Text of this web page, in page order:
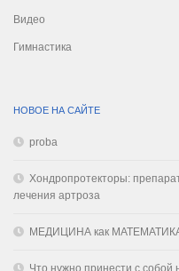
Видео
Гимнастика
НОВОЕ НА САЙТЕ
proba
Хондропротекторы:
лечения артроза
МЕДИЦИНА как
Что нужно принести с собой